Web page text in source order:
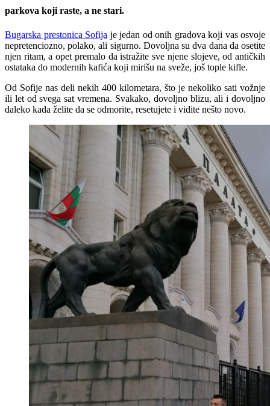
parkova koji raste, a ne stari.
Bugarska prestonica Sofija je jedan od onih gradova koji vas osvoje
nepretenciozno, polako, ali sigurno. Dovoljna su dva dana da osetite
njen ritam, a opet premalo da istražite sve njene slojeve, od antičkih
ostataka do modernih kafića koji mirišu na sveže, još tople kifle.
Od Sofije nas deli nekih 400 kilometara, što je nekoliko sati vožnje
ili let od svega sat vremena. Svakako, dovoljno blizu, ali i dovoljno
daleko kada želite da se odmorite, resetujete i vidite nešto novo.